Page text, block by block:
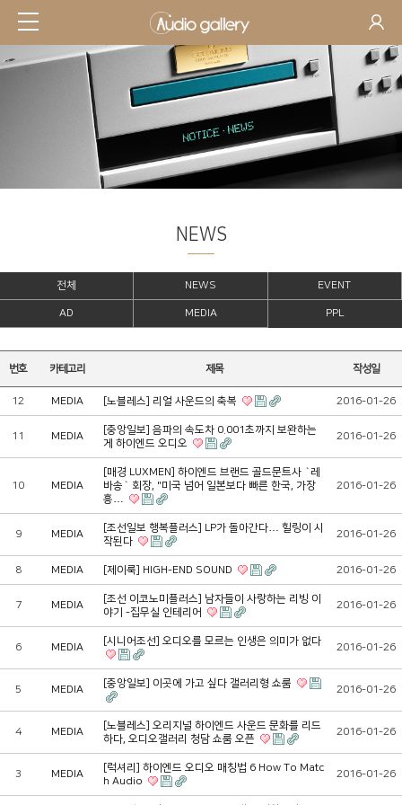
NEWS
전체 NEWS EVENT
AD MEDIA PPL
번호 카테고리 제목 작성일
12 MEDIA [노블레스] 리얼 사운드의 축복 2016-01-26
11 MEDIA
[중앙일보] 음파의 속도차 0.001초까지 보완하는
게 하이엔드 오디오
2016-01-26
10 MEDIA
[매경 LUXMEN] 하이엔드 브랜드 골드문트사 `레
바송` 회장, "미국 넘어 일본보다 빠른 한국, 가장
흥…
2016-01-26
9 MEDIA
[조선일보 행복플러스] LP가 돌아간다… 힐링이 시
작된다
2016-01-26
8 MEDIA [제이룩] HIGH-END SOUND 2016-01-26
7 MEDIA
[조선 이코노미플러스] 남자들이 사랑하는 리빙 이
야기 -집무실 인테리어
2016-01-26
6 MEDIA
[시니어조선] 오디오를 모르는 인생은 의미가 없다
2016-01-26
5 MEDIA
[중앙일보] 이곳에 가고 싶다 갤러리형 쇼룸
2016-01-26
4 MEDIA
[노블레스] 오리지널 하이엔드 사운드 문화를 리드
하다, 오디오갤러리 청담 쇼룸 오픈
2016-01-26
3 MEDIA
[럭셔리] 하이엔드 오디오 매칭법 6 How To Matc
h Audio
2016-01-26